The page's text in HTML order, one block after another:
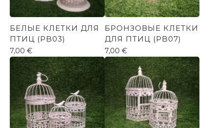
БЕЛЫЕ КЛЕТКИ ДЛЯ
ПТИЦ (PB03)
7,00 €
БРОНЗОВЫЕ КЛЕТКИ
ДЛЯ ПТИЦ (PB07)
7,00 €